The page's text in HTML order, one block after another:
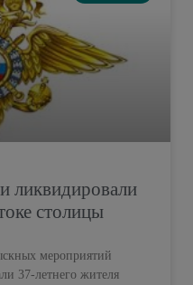
ликвидировали
столицы
мероприятий
37-летнего жителя